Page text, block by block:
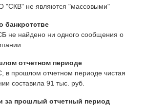
"СКВ" не являются "массовыми"
банкротстве
не найдено ни одного сообщения о
отчетном периоде
прошлом отчетном периоде чистая
составила 91 тыс. руб.
за прошлый отчетный период